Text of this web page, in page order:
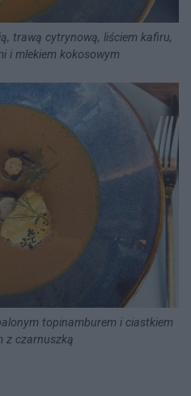
trawą cytrynową, liściem kafiru,
i mlekiem kokosowym
topinamburem i ciastkiem
z czarnuszką